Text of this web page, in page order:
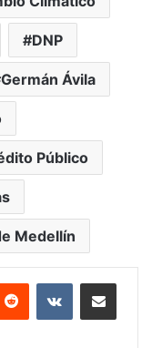
DNP
Germán Ávila
Público
Medellín
Reddit VKontakteCompartir vía Mail